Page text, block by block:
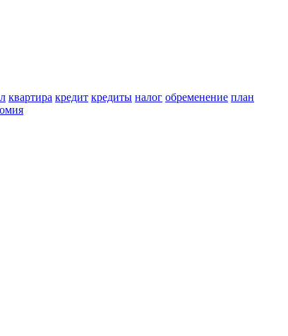
квартира кредит кредиты налог обременение план